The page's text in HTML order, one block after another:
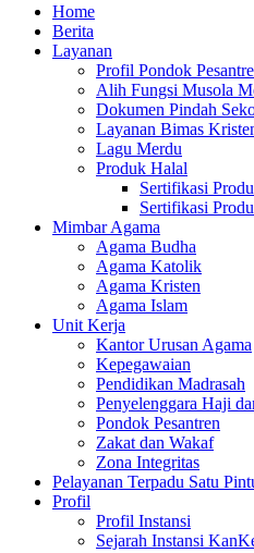
Home
Berita
Layanan
Profil Pondok
Alih Fungsi Musola
Dokumen Pindah
Layanan Bimas
Lagu Merdu
Produk Halal
Sertifikasi
Sertifikasi
Mimbar Agama
Agama Budha
Agama Katolik
Agama Kristen
Agama Islam
Unit Kerja
Kantor Urusan Agama
Kepegawaian
Pendidikan Madrasah
Penyelenggara Haji
Pondok Pesantren
Zakat dan Wakaf
Zona Integritas
Pelayanan Terpadu Satu
Profil
Profil Instansi
Sejarah Instansi